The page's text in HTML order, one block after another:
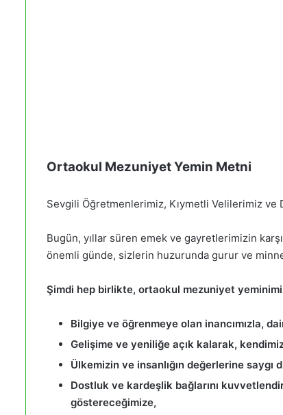
Ortaokul Mezuniyet Yemin Metni
Sevgili Öğretmenlerimiz, Kıymetli Velilerimiz ve
Bugün, yıllar süren emek ve gayretlerimizin
önemli günde, sizlerin huzurunda gurur ve
Şimdi hep birlikte, ortaokul mezuniyet
Bilgiye ve öğrenmeye olan inancımızla,
Gelişime ve yeniliğe açık kalarak,
Ülkemizin ve insanlığın değerlerine saygı
Dostluk ve kardeşlik bağlarını
göstereceğimize,